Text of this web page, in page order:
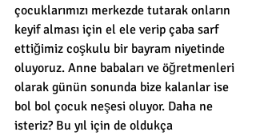
çocuklarımızı merkezde tutarak onların
keyif alması için el ele verip çaba sarf
ettiğimiz coşkulu bir bayram niyetinde
oluyoruz. Anne babaları ve öğretmenleri
olarak günün sonunda bize kalanlar ise
bol bol çocuk neşesi oluyor. Daha ne
isteriz? Bu yıl için de oldukça